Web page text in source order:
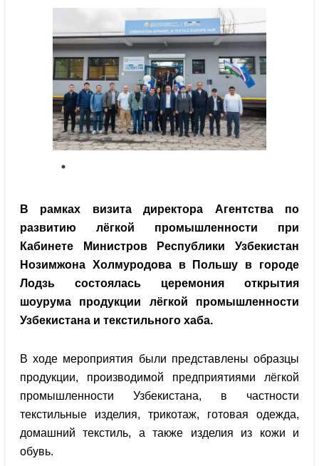
В рамках визита директора Агентства по
развитию лёгкой промышленности при
Кабинете Министров Республики Узбекистан
Нозимжона Холмуродова в Польшу в городе
Лодзь состоялась церемония открытия
шоурума продукции лёгкой промышленности
Узбекистана и текстильного хаба.
В ходе мероприятия были представлены образцы
продукции, производимой предприятиями лёгкой
промышленности Узбекистана, в частности
текстильные изделия, трикотаж, готовая одежда,
домашний текстиль, а также изделия из кожи и
обувь.